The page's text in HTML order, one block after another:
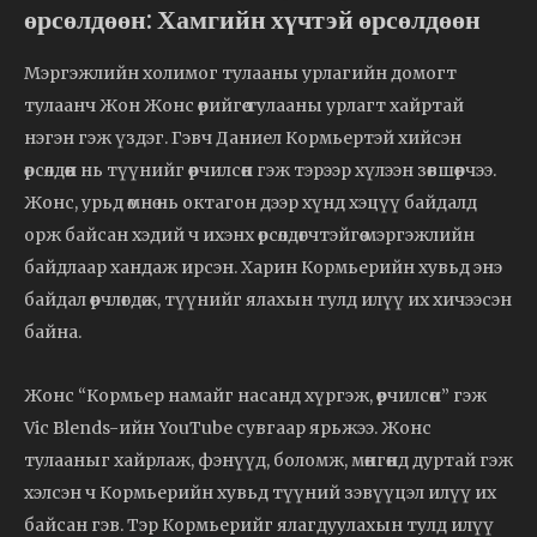
өрсөлдөөн: Хамгийн хүчтэй өрсөлдөөн
Мэргэжлийн холимог тулааны урлагийн домогт
тулаанч Жон Жонс өөрийгөө тулааны урлагт хайртай
нэгэн гэж үздэг. Гэвч Даниел Кормьертэй хийсэн
өрсөлдөөн нь түүнийг өөрчилсөн гэж тэрээр хүлээн зөвшөөрчээ.
Жонс, урьд өмнө нь октагон дээр хүнд хэцүү байдалд
орж байсан хэдий ч ихэнх өрсөлдөгчтэйгөө мэргэжлийн
байдлаар хандаж ирсэн. Харин Кормьерийн хувьд энэ
байдал өөрчлөгдөж, түүнийг ялахын тулд илүү их хичээсэн
байна.
Жонс “Кормьер намайг насанд хүргэж, өөрчилсөн” гэж
Vic Blends-ийн YouTube сувгаар ярьжээ. Жонс
тулааныг хайрлаж, фэнүүд, боломж, мөнгөнд дуртай гэж
хэлсэн ч Кормьерийн хувьд түүний зэвүүцэл илүү их
байсан гэв. Тэр Кормьерийг ялагдуулахын тулд илүү